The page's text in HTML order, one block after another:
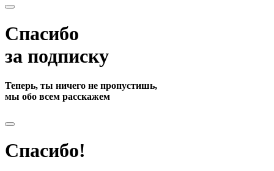
Спасибо
за подписку
Теперь, ты ничего не пропустишь,
мы обо всем расскажем
Спасибо!